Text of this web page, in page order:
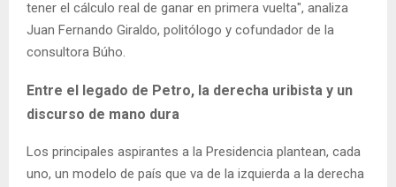
tener el cálculo real de ganar en primera vuelta", analiza
Juan Fernando Giraldo, politólogo y cofundador de la
consultora Búho.
Entre el legado de Petro, la derecha uribista y un
discurso de mano dura
Los principales aspirantes a la Presidencia plantean, cada
uno, un modelo de país que va de la izquierda a la derecha